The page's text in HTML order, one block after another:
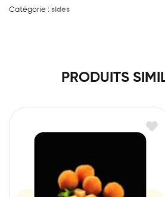
Catégorie : sides
PRODUITS